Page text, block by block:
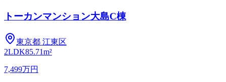
トーカンマンション大島C棟
東京都 江東区
2LDK85.71m²
7,499万円